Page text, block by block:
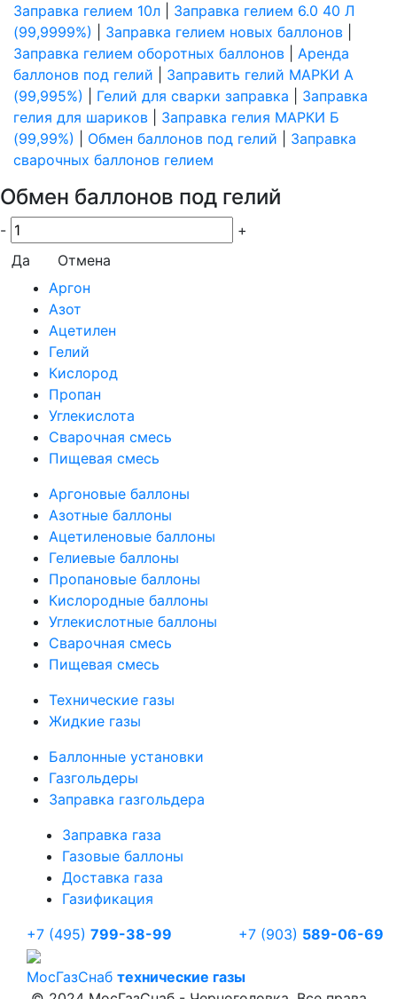
Заправка гелием 10л
Заправка гелием 6.0 40 Л
(99,9999%)
Заправка гелием новых баллонов
Заправка гелием оборотных баллонов
Аренда
баллонов под гелий
Заправить гелий МАРКИ А
(99,995%)
Гелий для сварки заправка
Заправка
гелия для шариков
Заправка гелия МАРКИ Б
(99,99%)
Обмен баллонов под гелий
Заправка
сварочных баллонов гелием
Обмен баллонов под гелий
-
+
Да
Отмена
Аргон
Азот
Ацетилен
Гелий
Кислород
Пропан
Углекислота
Сварочная смесь
Пищевая смесь
Аргоновые баллоны
Азотные баллоны
Ацетиленовые баллоны
Гелиевые баллоны
Пропановые баллоны
Кислородные баллоны
Углекислотные баллоны
Сварочная смесь
Пищевая смесь
Технические газы
Жидкие газы
Баллонные установки
Газгольдеры
Заправка газгольдера
Заправка газа
Газовые баллоны
Доставка газа
Газификация
+7 (495) 799-38-99 +7 (903) 589-06-69
МосГазСнаб технические газы